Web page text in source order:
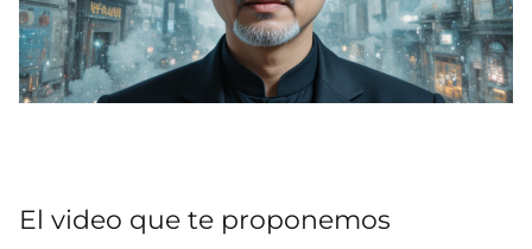
El video que te proponemos